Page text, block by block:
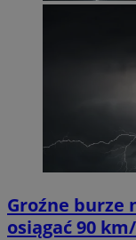
Groźne burze
osiągać 90